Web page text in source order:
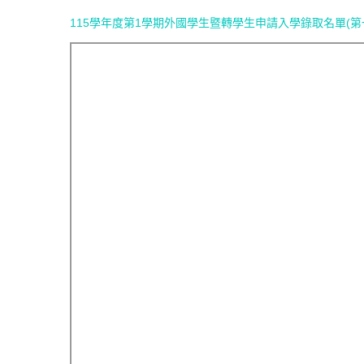
115學年度第1學期外國學生暨轉學生申請入學錄取名單(